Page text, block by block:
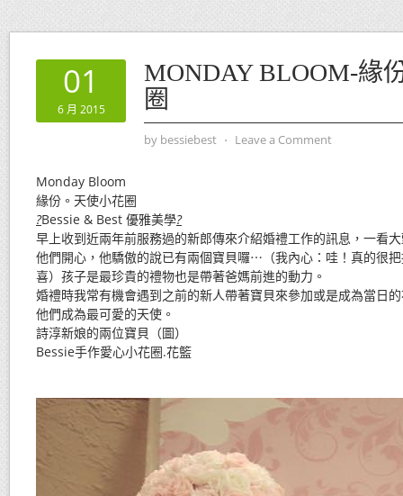
01
6 月 2015
MONDAY BLOOM-緣
圈
by bessiebest ⋅ Leave a Comment
Monday Bloom
緣份。天使小花圈
?Bessie & Best 優雅美學?
早上收到近兩年前服務過的新郎傳來介紹婚禮工作的訊息，一看
他們開心，他驕傲的說已有兩個寶貝囉⋯（我內心：哇！真的很
喜）孩子是最珍貴的禮物也是帶著爸媽前進的動力。
婚禮時我常有機會遇到之前的新人帶著寶貝來參加或是成為當日
他們成為最可愛的天使。
詩淳新娘的兩位寶貝（圖）
Bessie手作愛心小花圈.花籃